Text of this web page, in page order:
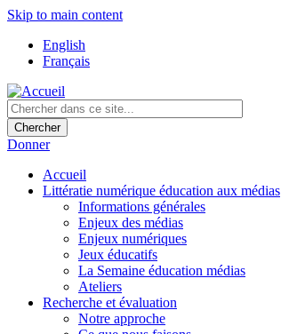
Skip to main content
English
Français
Donner
Accueil
Littératie numérique éducation aux médias
Informations générales
Enjeux des médias
Enjeux numériques
Jeux éducatifs
La Semaine éducation médias
Ateliers
Recherche et évaluation
Notre approche